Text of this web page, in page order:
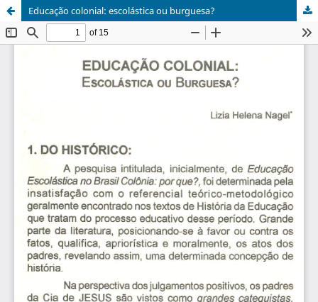
Educação colonial: escolástica ou burguesa?